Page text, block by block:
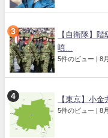
【自衛隊】
噴...
5件のビュー | 8
【東京】小
5件のビュー | 8